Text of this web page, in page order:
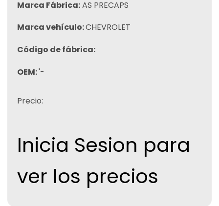
Marca Fábrica:AS PRECAPS
Marca vehículo:CHEVROLET
Código de fábrica:
OEM:'-
Precio:
Inicia Sesion para
ver los precios